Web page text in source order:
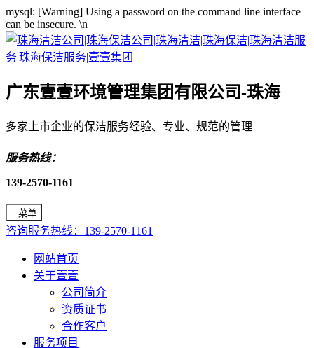
mysql: [Warning] Using a password on the command line interface
can be insecure. \n
广东壹壹环境管理集团有限公司-珠海
多家上市企业的保洁服务经验、专业、规范的管理
服务热线：
139-2570-1161
菜单
咨询服务热线：139-2570-1161
网站首页
关于壹壹
公司简介
资质证书
合作客户
服务项目